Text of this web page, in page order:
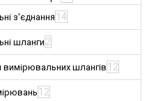
з'єднання 14
шланги 2
вимірювальних шлангів 12
12